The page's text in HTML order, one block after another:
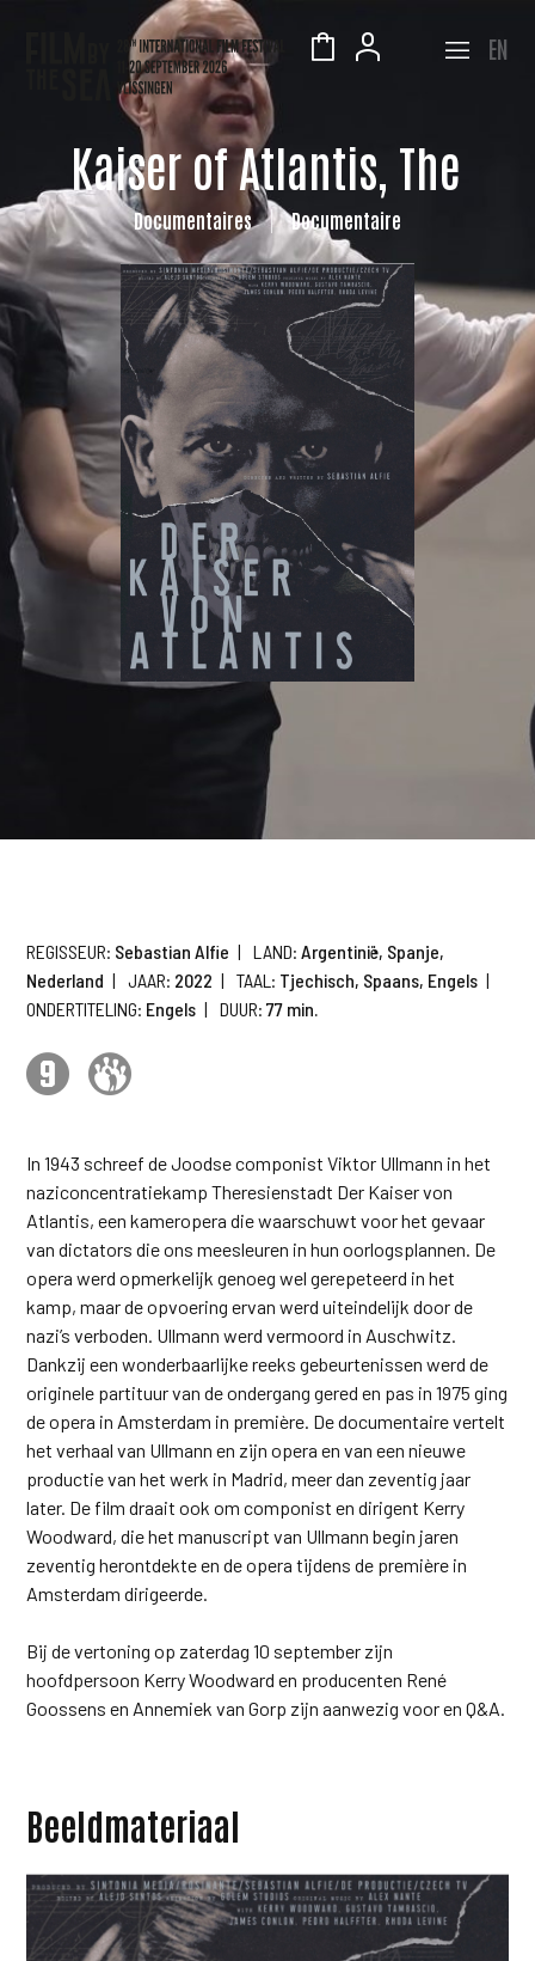
EN
Kaiser of Atlantis, The
Documentaires Documentaire
REGISSEUR: Sebastian Alfie | LAND: Argentinië, Spanje,
Nederland | JAAR: 2022 | TAAL: Tjechisch, Spaans, Engels |
ONDERTITELING: Engels | DUUR: 77 min.
In 1943 schreef de Joodse componist Viktor Ullmann in het
naziconcentratiekamp Theresienstadt Der Kaiser von
Atlantis, een kameropera die waarschuwt voor het gevaar
van dictators die ons meesleuren in hun oorlogsplannen. De
opera werd opmerkelijk genoeg wel gerepeteerd in het
kamp, maar de opvoering ervan werd uiteindelijk door de
nazi’s verboden. Ullmann werd vermoord in Auschwitz.
Dankzij een wonderbaarlijke reeks gebeurtenissen werd de
originele partituur van de ondergang gered en pas in 1975 ging
de opera in Amsterdam in première. De documentaire vertelt
het verhaal van Ullmann en zijn opera en van een nieuwe
productie van het werk in Madrid, meer dan zeventig jaar
later. De film draait ook om componist en dirigent Kerry
Woodward, die het manuscript van Ullmann begin jaren
zeventig herontdekte en de opera tijdens de première in
Amsterdam dirigeerde.
Bij de vertoning op zaterdag 10 september zijn
hoofdpersoon Kerry Woodward en producenten René
Goossens en Annemiek van Gorp zijn aanwezig voor en Q&A.
Beeldmateriaal